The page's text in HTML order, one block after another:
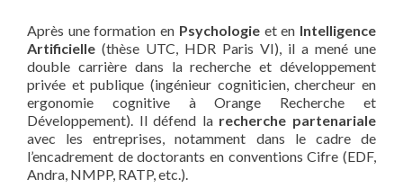
Après une formation en Psychologie et en Intelligence
Artificielle (thèse UTC, HDR Paris VI), il a mené une
double carrière dans la recherche et développement
privée et publique (ingénieur cogniticien, chercheur en
ergonomie cognitive à Orange Recherche et
Développement). Il défend la recherche partenariale
avec les entreprises, notamment dans le cadre de
l’encadrement de doctorants en conventions Cifre (EDF,
Andra, NMPP, RATP, etc.).